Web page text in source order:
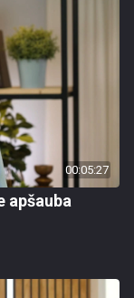
00:05:27
apšauba